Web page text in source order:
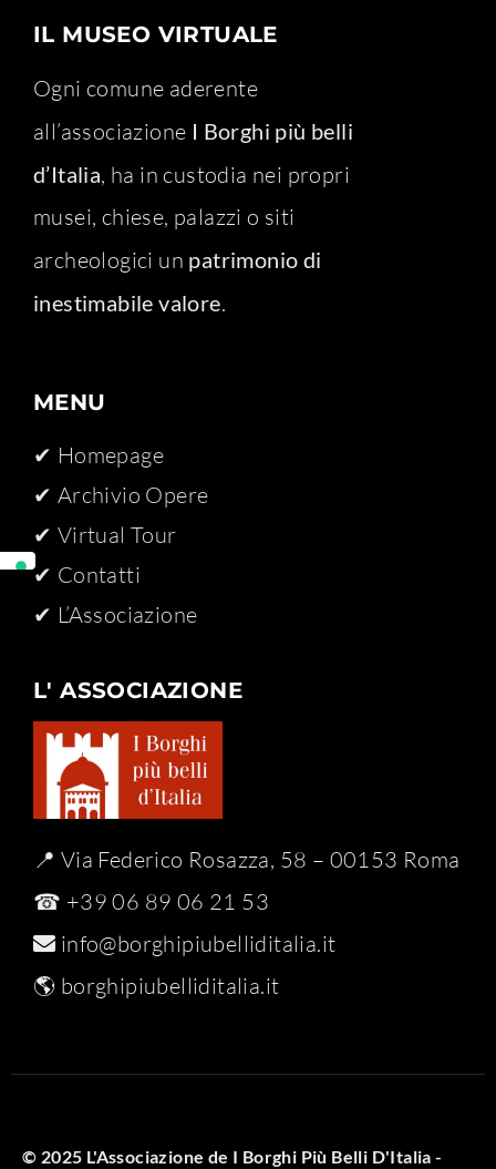
IL MUSEO VIRTUALE
Ogni comune aderente
all’associazione I Borghi più belli
d’Italia, ha in custodia nei propri
musei, chiese, palazzi o siti
archeologici un patrimonio di
inestimabile valore.
MENU
✔ Homepage
✔ Archivio Opere​
✔ Virtual Tour
✔ Contatti
✔ L’Associazione
L' ASSOCIAZIONE
📍 Via Federico Rosazza, 58 – 00153 Roma
☎ +39 06 89 06 21 53
info@borghipiubelliditalia.it
🌎 borghipiubelliditalia.it
© 2025 L'Associazione de I Borghi Più Belli D'Italia -